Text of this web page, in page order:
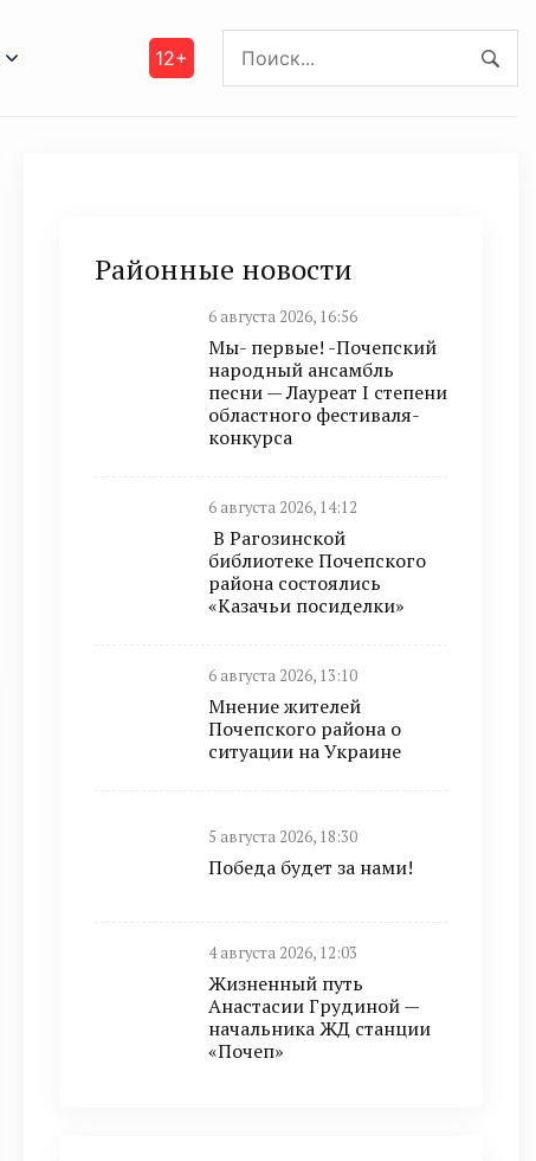
12+
Районные новости
6 августа 2026, 16:56
Мы- первые! -Почепский
народный ансамбль
песни — Лауреат I степени
областного фестиваля-
конкурса
6 августа 2026, 14:12
В Рагозинской
библиотеке Почепского
района состоялись
«Казачьи посиделки»
6 августа 2026, 13:10
Мнение жителей
Почепского района о
ситуации на Украине
5 августа 2026, 18:30
Победа будет за нами!
4 августа 2026, 12:03
Жизненный путь
Анастасии Грудиной —
начальника ЖД станции
«Почеп»